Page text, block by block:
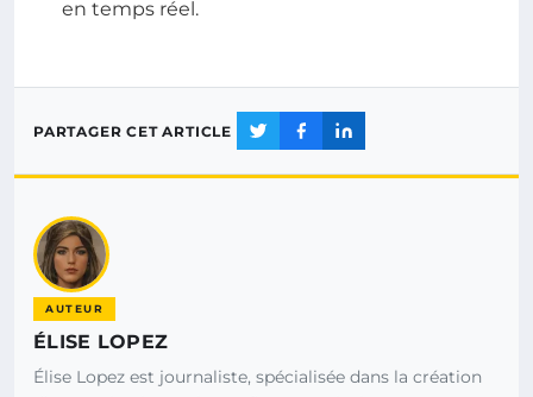
en temps réel.
PARTAGER CET ARTICLE
AUTEUR
ÉLISE LOPEZ
Élise Lopez est journaliste, spécialisée dans la création